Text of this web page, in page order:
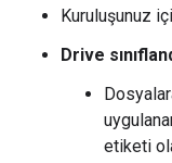
Kuruluşunuz
Drive
etiketi